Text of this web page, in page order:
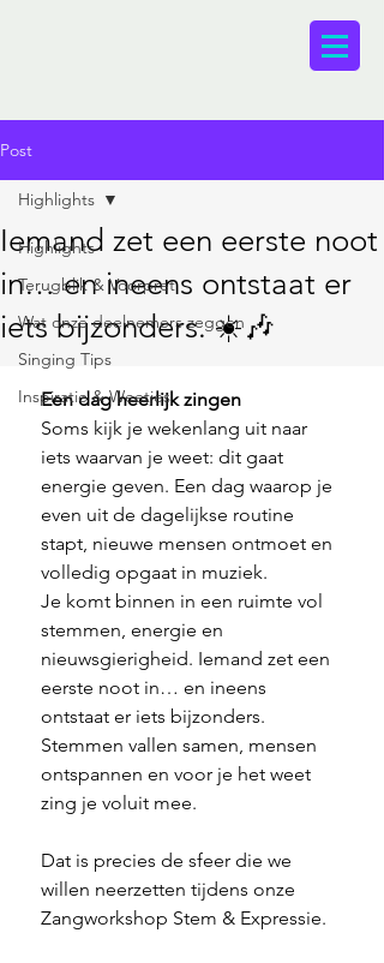
Post
Highlights
Terugblik & Voorpret
Wat onze deelnemers zeggen
Singing Tips
Inspiratie & Weetjes
Highlights
Iemand zet een eerste noot
in… en ineens ontstaat er
iets bijzonders. ☀️🎶
Een dag heerlijk zingen
Soms kijk je wekenlang uit naar
iets waarvan je weet: dit gaat
energie geven. Een dag waarop je
even uit de dagelijkse routine
stapt, nieuwe mensen ontmoet en
volledig opgaat in muziek.
Je komt binnen in een ruimte vol
stemmen, energie en
nieuwsgierigheid. Iemand zet een
eerste noot in… en ineens
ontstaat er iets bijzonders.
Stemmen vallen samen, mensen
ontspannen en voor je het weet
zing je voluit mee.
Dat is precies de sfeer die we
willen neerzetten tijdens onze
Zangworkshop Stem & Expressie.